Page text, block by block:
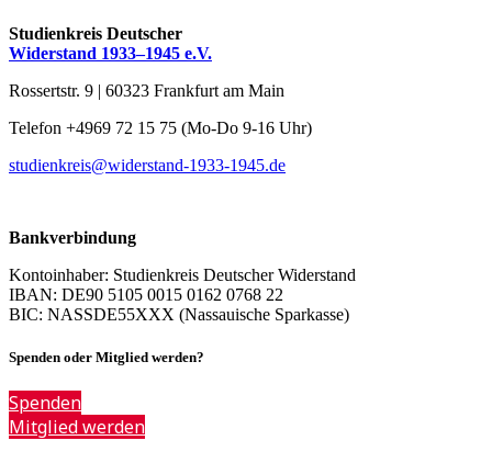
Studienkreis Deutscher
Widerstand 1933–1945 e.V.
Rossertstr. 9 | 60323 Frankfurt am Main
Telefon +4969 72 15 75 (Mo-Do 9-16 Uhr)
studienkreis@widerstand-1933-1945.de
Bankverbindung
Kontoinhaber: Studienkreis Deutscher Widerstand
IBAN: DE90 5105 0015 0162 0768 22
BIC: NASSDE55XXX (Nassauische Sparkasse)
Spenden oder Mitglied werden?
Spenden
Mitglied werden